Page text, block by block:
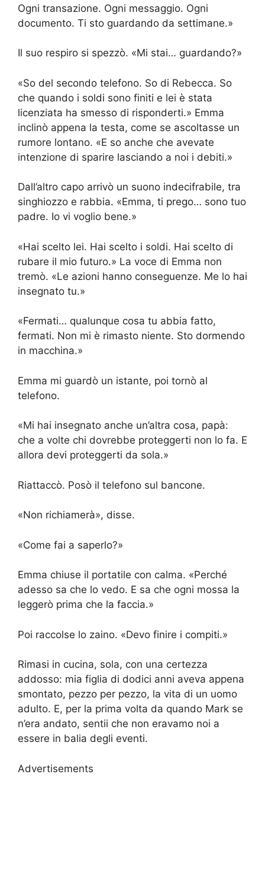
Ogni transazione. Ogni messaggio. Ogni
documento. Ti sto guardando da settimane.»
Il suo respiro si spezzò. «Mi stai… guardando?»
«So del secondo telefono. So di Rebecca. So
che quando i soldi sono finiti e lei è stata
licenziata ha smesso di risponderti.» Emma
inclinò appena la testa, come se ascoltasse un
rumore lontano. «E so anche che avevate
intenzione di sparire lasciando a noi i debiti.»
Dall’altro capo arrivò un suono indecifrabile, tra
singhiozzo e rabbia. «Emma, ti prego… sono tuo
padre. Io vi voglio bene.»
«Hai scelto lei. Hai scelto i soldi. Hai scelto di
rubare il mio futuro.» La voce di Emma non
tremò. «Le azioni hanno conseguenze. Me lo hai
insegnato tu.»
«Fermati… qualunque cosa tu abbia fatto,
fermati. Non mi è rimasto niente. Sto dormendo
in macchina.»
Emma mi guardò un istante, poi tornò al
telefono.
«Mi hai insegnato anche un’altra cosa, papà:
che a volte chi dovrebbe proteggerti non lo fa. E
allora devi proteggerti da sola.»
Riattaccò. Posò il telefono sul bancone.
«Non richiamerà», disse.
«Come fai a saperlo?»
Emma chiuse il portatile con calma. «Perché
adesso sa che lo vedo. E sa che ogni mossa la
leggerò prima che la faccia.»
Poi raccolse lo zaino. «Devo finire i compiti.»
Rimasi in cucina, sola, con una certezza
addosso: mia figlia di dodici anni aveva appena
smontato, pezzo per pezzo, la vita di un uomo
adulto. E, per la prima volta da quando Mark se
n’era andato, sentii che non eravamo noi a
essere in balia degli eventi.
Advertisements